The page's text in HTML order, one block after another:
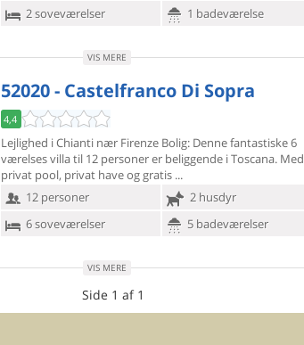
2 soveværelser
1 badeværelse
VIS MERE
52020 - Castelfranco Di Sopra
4,4
Lejlighed i Chianti nær Firenze Bolig: Denne fantastiske 6
værelses villa til 12 personer er beliggende i Toscana. Med
privat pool, privat have og gratis
12 personer
2 husdyr
6 soveværelser
5 badeværelser
VIS MERE
Side 1 af 1